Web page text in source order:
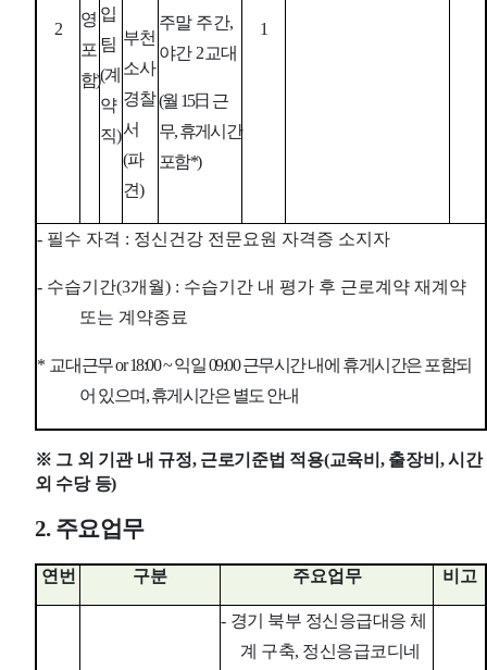
영
포
함)
2
입
팀
(계
약
직)
부천
소사
경찰
서
(파
견)
주말 주간,
야간 2교대
(월 15日 근
무,휴게시간
포함*)
1
- 필수 자격 : 정신건강 전문요원 자격증 소지자
- 수습기간(3개월) : 수습기간 내 평가 후 근로계약 재계약
또는 계약종료
* 교대근무or 18:00 ~익일09:00근무시간 내에 휴게시간은 포함되
어 있으며,휴게시간은 별도 안내
※ 그 외 기관 내 규정, 근로기준법 적용(교육비 , 출장비 ,시간
외 수당 등)
2. 주요업무
연번 구분 주요업무 비고
- 경기 북부 정신응급대응 체
계 구축, 정신응급코디네